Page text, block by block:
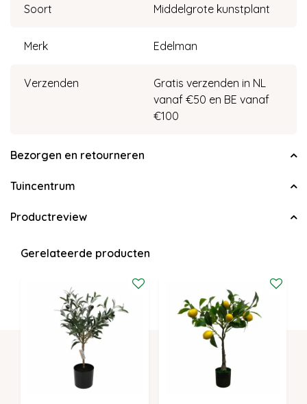
Soort Middelgrote kunstplant
Merk Edelman
Verzenden
Gratis verzenden in NL
vanaf €50 en BE vanaf
€100
Bezorgen en retourneren
Tuincentrum
Productreview
Gerelateerde producten